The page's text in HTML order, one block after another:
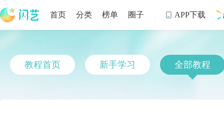
首页 分类 榜单 圈子  APP下载
教程首页 新手学习 全部教程